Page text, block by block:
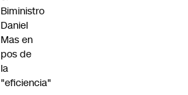
Biministro
Daniel
Mas en
pos de
la
"eficiencia"